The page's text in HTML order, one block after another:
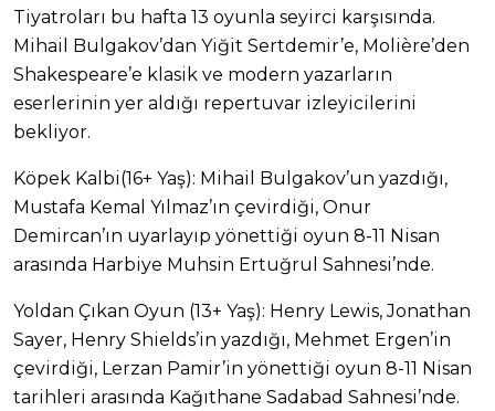
Tiyatroları bu hafta 13 oyunla seyirci karşısında.
Mihail Bulgakov’dan Yiğit Sertdemir’e, Molière’den
Shakespeare’e klasik ve modern yazarların
eserlerinin yer aldığı repertuvar izleyicilerini
bekliyor.
Köpek Kalbi(16+ Yaş): Mihail Bulgakov’un yazdığı,
Mustafa Kemal Yılmaz’ın çevirdiği, Onur
Demircan’ın uyarlayıp yönettiği oyun 8-11 Nisan
arasında Harbiye Muhsin Ertuğrul Sahnesi’nde.
Yoldan Çıkan Oyun (13+ Yaş): Henry Lewis, Jonathan
Sayer, Henry Shields’in yazdığı, Mehmet Ergen’in
çevirdiği, Lerzan Pamir’in yönettiği oyun 8-11 Nisan
tarihleri arasında Kağıthane Sadabad Sahnesi’nde.